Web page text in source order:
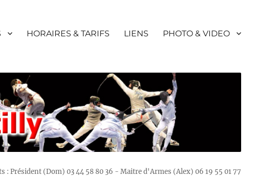
HORAIRES & TARIFS LIENS PHOTO & VIDEO
: Président (Dom) 03 44 58 80 36 - Maitre d'Armes (Alex) 06 19 55 01 77